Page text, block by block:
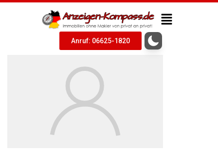
Anruf: 06625-1820